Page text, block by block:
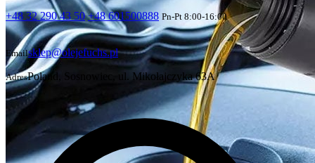
+48 32 290 43 50 +48 601500888 Pn-Pt 8:00-16:00
Emailsklep@olejefuchs.pl
AdresPoland, Sosnowiec, ul. Mikołajczyka 63A